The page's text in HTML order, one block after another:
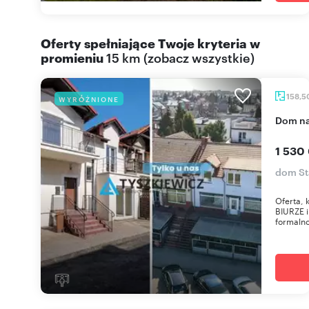
Oferty spełniające Twoje kryteria w
promieniu15 km (zobacz wszystkie)
WYRÓŻNIONE
dom
1 530
dom
Oferta,